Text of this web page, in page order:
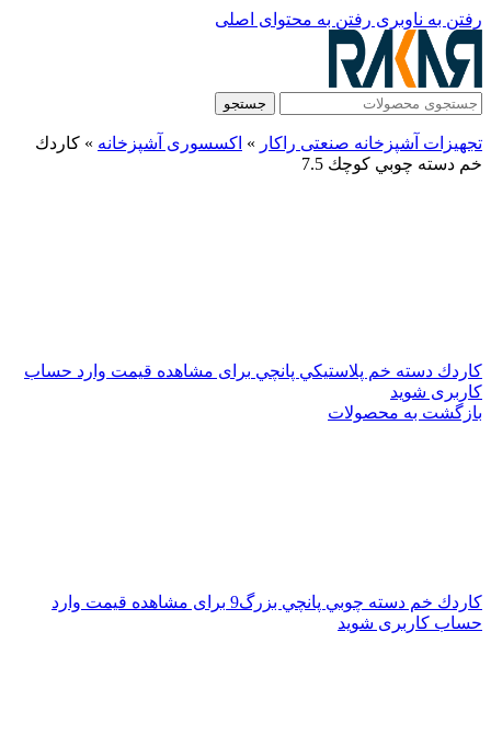
رفتن به ناوبری رفتن به محتوای اصلی
جستجو
تجهیزات آشپزخانه صنعتی راکار » اکسسوری آشپزخانه » كاردك
خم دسته چوبي كوچك 7.5
كاردك دسته خم پلاستيكي پانچي برای مشاهده قیمت وارد حساب
کاربری شوید
بازگشت به محصولات
كاردك خم دسته چوبي پانچي بزرگ9
برای مشاهده قیمت وارد
حساب کاربری شوید